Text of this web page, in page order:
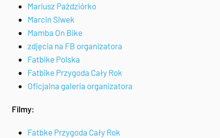
Mariusz Paździórko
Marcin Siwek
Mamba On Bike
zdjęcia na FB organizatora
Fatbike Polska
Fatbike Przygoda Cały Rok
Oficjalna galeria organizatora
Filmy:
Fatbke Przygoda Cały Rok